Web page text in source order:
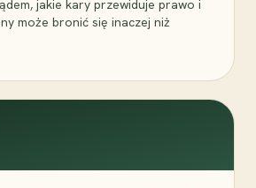
jakie kary przewiduje prawo i
może bronić się inaczej niż